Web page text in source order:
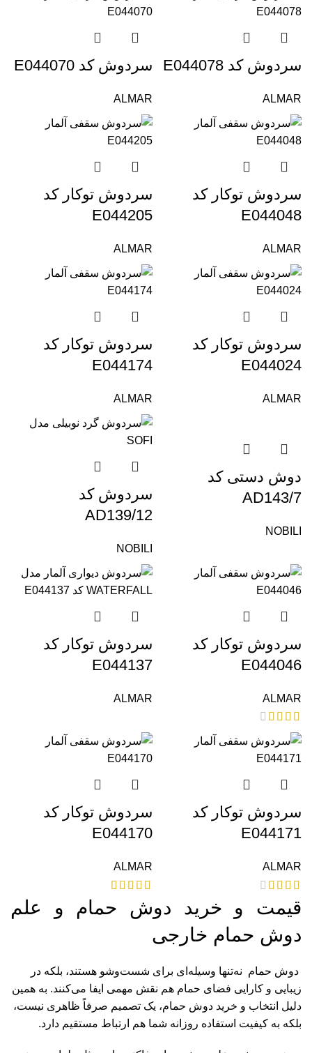
سردوش کد E044078
ALMAR
سردوش کد E044070
ALMAR
سردوش توکار کد
E044048
ALMAR
سردوش توکار کد
E044205
ALMAR
سردوش توکار کد
E044024
ALMAR
سردوش توکار کد
E044174
ALMAR
دوش دستی کد
AD143/7
NOBILI
سردوش کد
AD139/12
NOBILI
سردوش توکار کد
E044046
ALMAR
سردوش توکار کد
E044137
ALMAR
سردوش توکار کد
E044171
ALMAR
سردوش توکار کد
E044170
ALMAR
قیمت و خرید دوش حمام و علم
دوش حمام خارجی
دوش حمام نه‌تنها وسیله‌ای برای شست‌وشو هستند، بلکه در
زیبایی و کارایی فضای حمام هم نقش مهمی ایفا می‌کنند. به همین
دلیل انتخاب و خرید دوش حمام، یک تصمیم صرفاً ظاهری نیست،
بلکه به کیفیت استفاده روزانه شما هم ارتباط مستقیم دارد.